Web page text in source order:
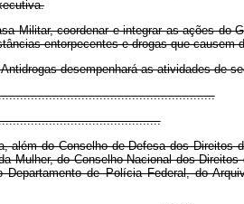
Militar, coordenar e integrar as ações do
entorpecentes e drogas que
desempenhará as atividades de
além do Conselho de Defesa dos Direitos
Mulher, do Conselho Nacional dos
de Polícia Federal, do